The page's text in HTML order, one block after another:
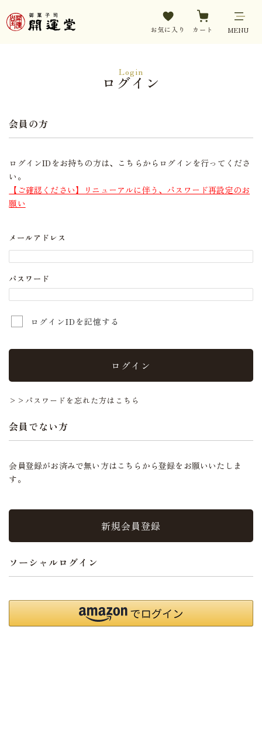
お気に入り カート MENU
Login
ログイン
会員の方
ログインIDをお持ちの方は、こちらからログインを行ってくださ
い。
【ご確認ください】リニューアルに伴う、パスワード再設定のお
願い
メールアドレス
パスワード
ログインIDを記憶する
ログイン
>>パスワードを忘れた方はこちら
会員でない方
会員登録がお済みで無い方はこちらから登録をお願いいたしま
す。
新規会員登録
ソーシャルログイン